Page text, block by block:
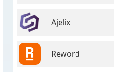
Ajelix
Reword